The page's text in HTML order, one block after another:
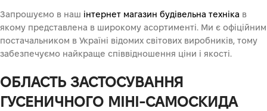
Запрошуємо в наш інтернет магазин будівельна техніка в
якому представлена в широкому асортименті. Ми є офіційним
постачальником в Україні відомих світових виробників, тому
забезпечуємо найкраще співвідношення ціни і якості.
ОБЛАСТЬ ЗАСТОСУВАННЯ
ГУСЕНИЧНОГО МІНІ-САМОСКИДА